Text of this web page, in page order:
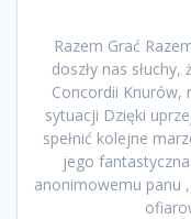
Razem Grać
doszły nas
Concordii Knurów,
sytuacji Dzięki
spełnić kolejne
jego
anonimowemu panu